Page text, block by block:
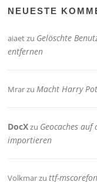
NEUESTE
aiaetzu Gelöschte
entfernen
MrarzuMacht Harry
DocXzu Geocaches
importieren
Volkmarzuttf-